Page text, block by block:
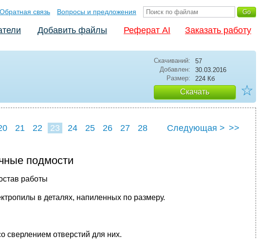
Обратная связь Вопросы и предложения
Добавить файлы Реферат AI Заказать работу
Скачиваний:
57
Добавлен:
30.03.2016
Размер:
224 Кб
Скачать ☆
21 22 23 24 25 26 27 28 Следующая > >>
подмости
работы
в деталях, напиленных по размеру.
сверлением отверстий для них.